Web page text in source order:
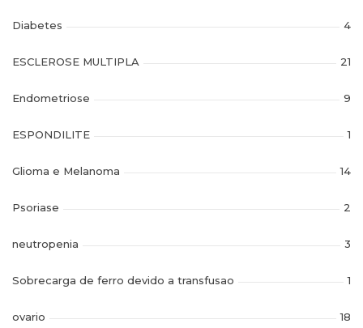
Diabetes 4
ESCLEROSE MULTIPLA 21
Endometriose 9
ESPONDILITE 1
Glioma e Melanoma 14
Psoriase 2
neutropenia 3
Sobrecarga de ferro devido a transfusao 1
ovario 18